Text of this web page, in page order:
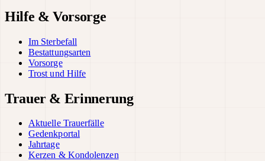
Hilfe & Vorsorge
Im Sterbefall
Bestattungsarten
Vorsorge
Trost und Hilfe
Trauer & Erinnerung
Aktuelle Trauerfälle
Gedenkportal
Jahrtage
Kerzen & Kondolenzen